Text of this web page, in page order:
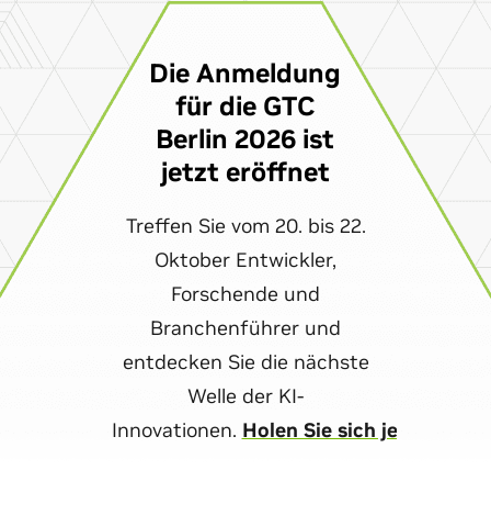
Die Anmeldung
für die GTC
Berlin 2026 ist
jetzt eröffnet
Treffen Sie vom 20. bis 22.
Oktober Entwickler,
Forschende und
Branchenführer und
entdecken Sie die nächste
Welle der KI-
Innovationen. Holen Sie sich jetzt Ihren